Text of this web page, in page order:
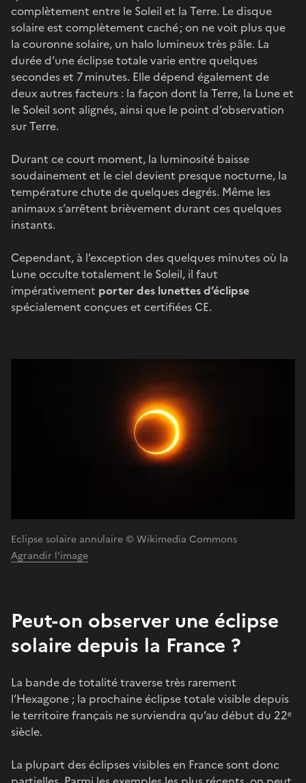
complètement entre le Soleil et la Terre. Le disque
solaire est complètement caché ; on ne voit plus que
la couronne solaire, un halo lumineux très pâle. La
durée d’une éclipse totale varie entre quelques
secondes et 7 minutes. Elle dépend également de
deux autres facteurs : la façon dont la Terre, la Lune et
le Soleil sont alignés, ainsi que le point d’observation
sur Terre.
Durant ce court moment, la luminosité baisse
soudainement et le ciel devient presque nocturne, la
température chute de quelques degrés. Même les
animaux s’arrêtent brièvement durant ces quelques
instants.
Cependant, à l’exception des quelques minutes où la
Lune occulte totalement le Soleil, il faut
impérativement porter des lunettes d’éclipse
spécialement conçues et certifiées CE.
Eclipse solaire annulaire © Wikimedia Commons
Agrandir l'image
Peut-on observer une éclipse
solaire depuis la France ?
La bande de totalité traverse très rarement
l’Hexagone ; la prochaine éclipse totale visible depuis
le territoire français ne surviendra qu’au début du 22ᵉ
siècle.
La plupart des éclipses visibles en France sont donc